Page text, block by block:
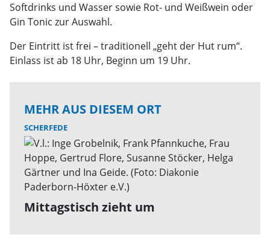
Softdrinks und Wasser sowie Rot- und Weißwein oder
Gin Tonic zur Auswahl.
Der Eintritt ist frei – traditionell „geht der Hut rum“.
Einlass ist ab 18 Uhr, Beginn um 19 Uhr.
MEHR AUS DIESEM ORT
SCHERFEDE
Mittagstisch zieht um